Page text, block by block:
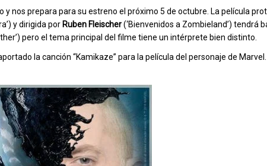
y nos prepara para su estreno el próximo 5 de octubre. La película
y dirigida por Ruben Fleischer(‘Bienvenidos a Zombieland’) tendrá
pero el tema principal del filme tiene un intérprete bien distinto.
la canción “Kamikaze” para la película del personaje de